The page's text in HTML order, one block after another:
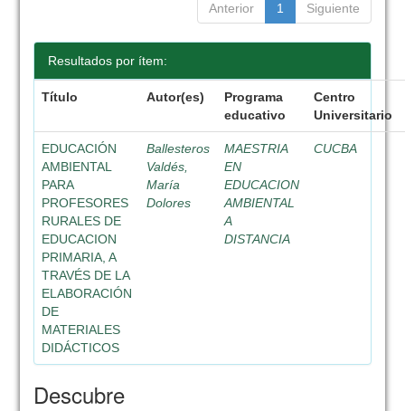
Anterior 1 Siguiente
Resultados por ítem:
Título Autor(es)
Programa
educativo
Centro
Universitario
EDUCACIÓN
AMBIENTAL
PARA
PROFESORES
RURALES DE
EDUCACION
PRIMARIA, A
TRAVÉS DE LA
ELABORACIÓN
DE
MATERIALES
DIDÁCTICOS
Ballesteros
Valdés,
María
Dolores
MAESTRIA
EN
EDUCACION
AMBIENTAL
A
DISTANCIA
CUCBA
Descubre